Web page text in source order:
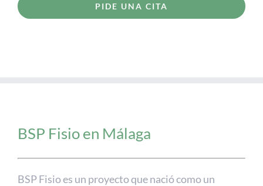
PIDE UNA CITA
BSP Fisio en Málaga
BSP Fisio es un proyecto que nació como un